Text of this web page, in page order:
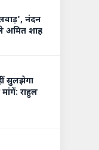
नंदन
अमित शाह
सुलझेगा
राहुल